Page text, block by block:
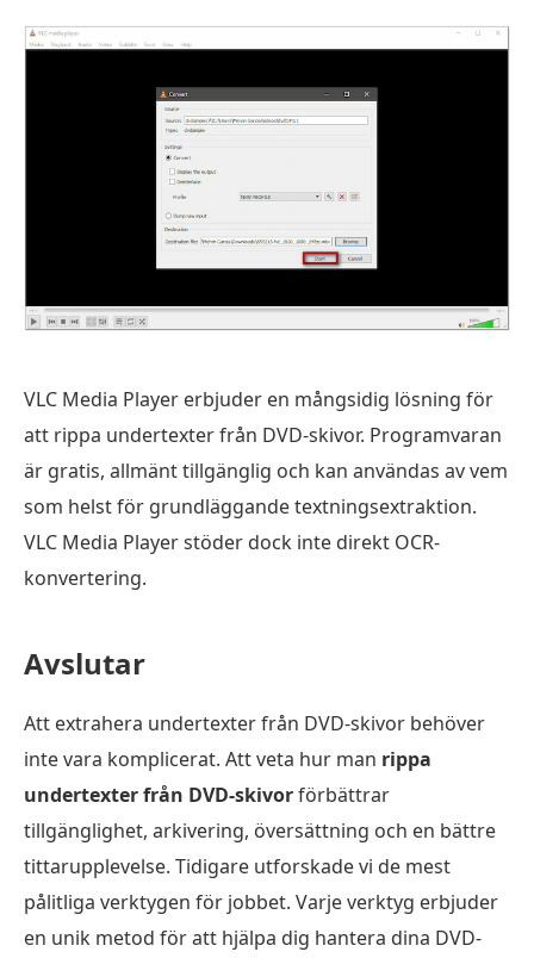
VLC Media Player erbjuder en mångsidig lösning för
att rippa undertexter från DVD-skivor. Programvaran
är gratis, allmänt tillgänglig och kan användas av vem
som helst för grundläggande textningsextraktion.
VLC Media Player stöder dock inte direkt OCR-
konvertering.
Avslutar
Att extrahera undertexter från DVD-skivor behöver
inte vara komplicerat. Att veta hur man rippa
undertexter från DVD-skivorförbättrar
tillgänglighet, arkivering, översättning och en bättre
tittarupplevelse. Tidigare utforskade vi de mest
pålitliga verktygen för jobbet. Varje verktyg erbjuder
en unik metod för att hjälpa dig hantera dina DVD-